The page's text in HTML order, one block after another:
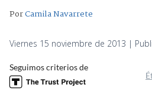
PorCamila Navarrete
Viernes 15 noviembre de 2013 |
Seguimos criterios de